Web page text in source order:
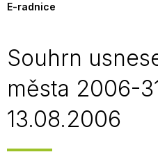
E-radnice
Souhrn
města 2006-
13.08.2006